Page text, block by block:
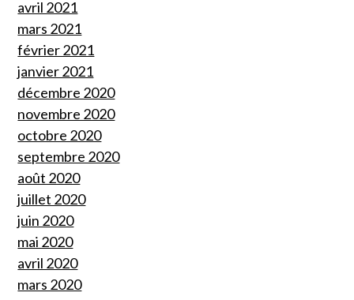
avril 2021
mars 2021
février 2021
janvier 2021
décembre 2020
novembre 2020
octobre 2020
septembre 2020
août 2020
juillet 2020
juin 2020
mai 2020
avril 2020
mars 2020